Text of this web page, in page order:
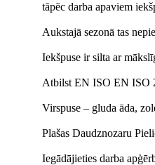
tāpēc darba apaviem
Aukstajā sezonā tas
Iekšpuse ir silta ar
Atbilst EN ISO EN ISO
Virspuse – gluda āda,
Plašas Daudznozaru
Iegādājieties darba